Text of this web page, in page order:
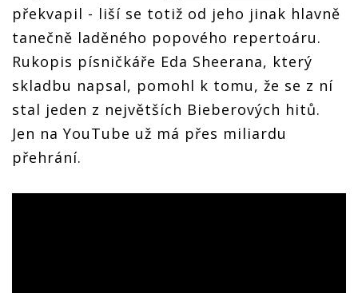
překvapil - liší se totiž od jeho jinak hlavně
tanečně laděného popového repertoáru.
Rukopis písničkáře Eda Sheerana, který
skladbu napsal, pomohl k tomu, že se z ní
stal jeden z největších Bieberových hitů.
Jen na YouTube už má přes miliardu
přehrání.